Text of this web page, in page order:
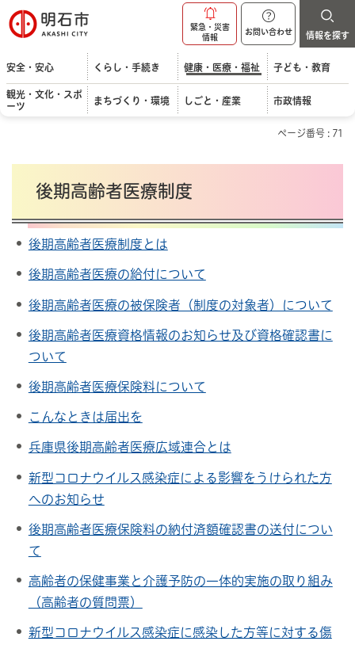
明石市
緊急・災害
情報
お問い合わせ 情報を探す
安全・安心 くらし・手続き 健康・医療・福祉 子ども・教育
観光・文化・スポ
ーツ
まちづくり・環境 しごと・産業 市政情報
ページ番号 : 71
後期高齢者医療制度
後期高齢者医療制度とは
後期高齢者医療の給付について
後期高齢者医療の被保険者（制度の対象者）について
後期高齢者医療資格情報のお知らせ及び資格確認書に
ついて
後期高齢者医療保険料について
こんなときは届出を
兵庫県後期高齢者医療広域連合とは
新型コロナウイルス感染症による影響をうけられた方
へのお知らせ
後期高齢者医療保険料の納付済額確認書の送付につい
て
高齢者の保健事業と介護予防の一体的実施の取り組み
（高齢者の質問票）
新型コロナウイルス感染症に感染した方等に対する傷